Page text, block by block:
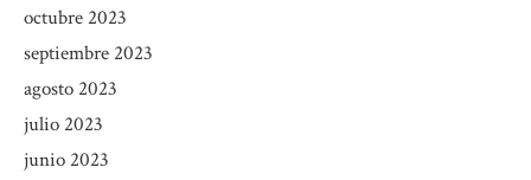
octubre 2023
septiembre 2023
agosto 2023
julio 2023
junio 2023